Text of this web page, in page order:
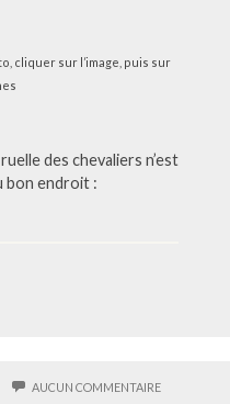
cliquer sur l’image, puis sur
des chevaliers n’est
bon endroit :
AUCUN COMMENTAIRESUR